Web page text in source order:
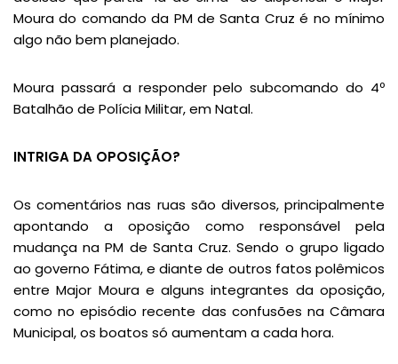
Moura do comando da PM de Santa Cruz é no mínimo
algo não bem planejado.
Moura passará a responder pelo subcomando do 4º
Batalhão de Polícia Militar, em Natal.
INTRIGA DA OPOSIÇÃO?
Os comentários nas ruas são diversos, principalmente
apontando a oposição como responsável pela
mudança na PM de Santa Cruz. Sendo o grupo ligado
ao governo Fátima, e diante de outros fatos polêmicos
entre Major Moura e alguns integrantes da oposição,
como no episódio recente das confusões na Câmara
Municipal, os boatos só aumentam a cada hora.